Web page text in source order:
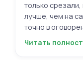
только
лучше, чем на
точно в
вежливый, ещё и
Читать